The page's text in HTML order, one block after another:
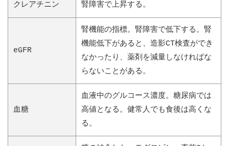
クレアチニン 腎障害で上昇する。
eGFR
腎機能の指標。腎障害で低下する。腎
機能低下があると、造影CT検査ができ
なかったり、薬剤を減量しなければな
らないことがある。
血糖
血液中のグルコース濃度。糖尿病では
高値となる。健常人でも食後は高くな
る。